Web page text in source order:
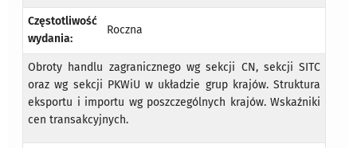
Częstotliwość
wydania:
Roczna
Obroty handlu zagranicznego wg sekcji CN, sekcji SITC
oraz wg sekcji PKWiU w układzie grup krajów. Struktura
eksportu i importu wg poszczególnych krajów. Wskaźniki
cen transakcyjnych.